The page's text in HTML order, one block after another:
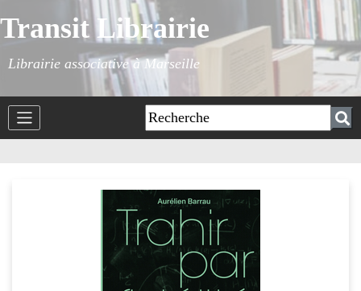
Transit Librairie
Librairie associative à Marseille